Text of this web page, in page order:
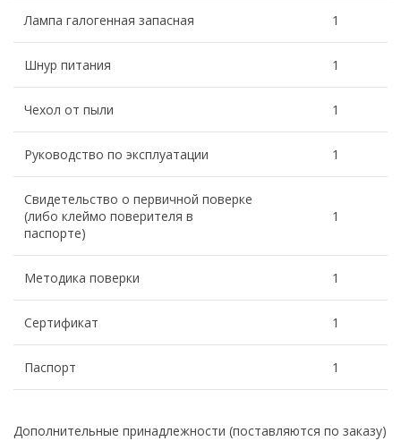
Лампа галогенная запасная 1
Шнур питания 1
Чехол от пыли 1
Руководство по эксплуатации 1
Свидетельство о первичной поверке
(либо клеймо поверителя в
паспорте)
1
Методика поверки 1
Сертификат 1
Паспорт 1
Дополнительные принадлежности (поставляются по заказу)